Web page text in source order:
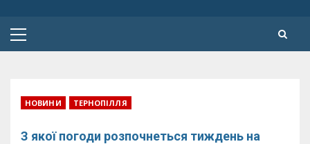
Primary
НОВИНИ ТЕРНОПІЛЛЯ
З якої погоди розпочнеться тиждень на